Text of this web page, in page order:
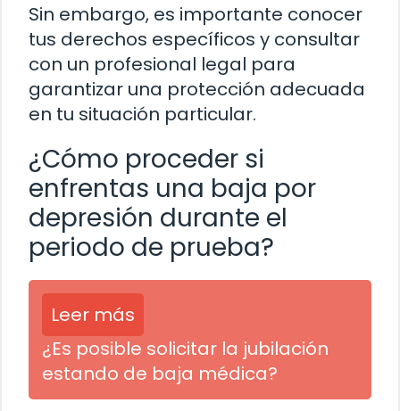
Sin embargo, es importante conocer
tus derechos específicos y consultar
con un profesional legal para
garantizar una protección adecuada
en tu situación particular.
¿Cómo proceder si
enfrentas una baja por
depresión durante el
periodo de prueba?
Leer más
¿Es posible solicitar la jubilación
estando de baja médica?